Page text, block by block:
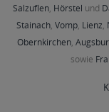
Salzuflen, Hörstel und
Stainach, Vomp, Lienz,
Obernkirchen,
sowie